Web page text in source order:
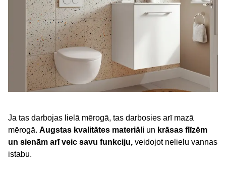
Ja tas darbojas lielā mērogā, tas darbosies arī mazā
mērogā. Augstas kvalitātes materiāli un krāsas flīzēm
un sienām arī veic savu funkciju, veidojot nelielu vannas
istabu.